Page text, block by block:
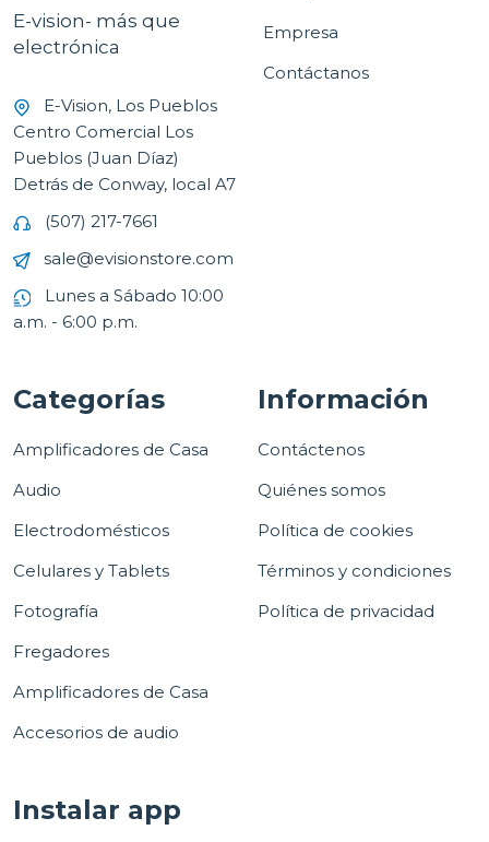
E-vision- más que
electrónica
E-Vision, Los Pueblos
Centro Comercial Los
Pueblos (Juan Díaz)
Detrás de Conway, local A7
(507) 217-7661
sale@evisionstore.com
Lunes a Sábado 10:00
a.m. - 6:00 p.m.
Empresa
Contáctanos
Categorías
Amplificadores de Casa
Audio
Electrodomésticos
Celulares y Tablets
Fotografía
Fregadores
Amplificadores de Casa
Accesorios de audio
Información
Contáctenos
Quiénes somos
Política de cookies
Términos y condiciones
Política de privacidad
Instalar app